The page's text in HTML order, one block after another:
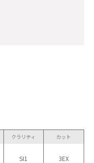
クラリティ
SI1
カット
3EX